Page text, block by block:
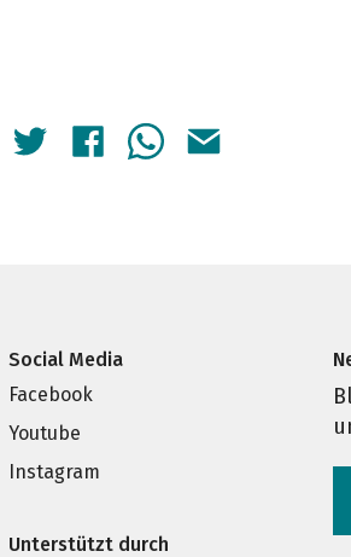
Social Media
Facebook
Youtube
Instagram
Unterstützt durch